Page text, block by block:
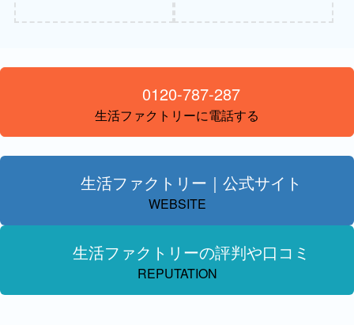
0120-787-287
生活ファクトリーに電話する
生活ファクトリー｜公式サイト
WEBSITE
生活ファクトリーの評判や口コミ
REPUTATION